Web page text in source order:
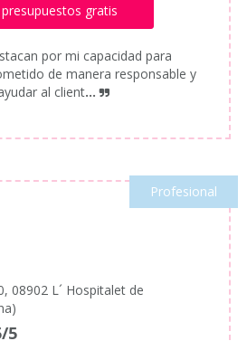
presupuestos gratis
por mi capacidad para
de manera responsable y
al client...
Profesional
08902 L´ Hospitalet de
5